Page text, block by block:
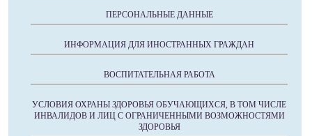
ПЕРСОНАЛЬНЫЕ ДАННЫЕ
ИНФОРМАЦИЯ ДЛЯ ИНОСТРАННЫХ ГРАЖДАН
ВОСПИТАТЕЛЬНАЯ РАБОТА
УСЛОВИЯ ОХРАНЫ ЗДОРОВЬЯ ОБУЧАЮЩИХСЯ, В ТОМ ЧИСЛЕ
ИНВАЛИДОВ И ЛИЦ С ОГРАНИЧЕННЫМИ ВОЗМОЖНОСТЯМИ
ЗДОРОВЬЯ